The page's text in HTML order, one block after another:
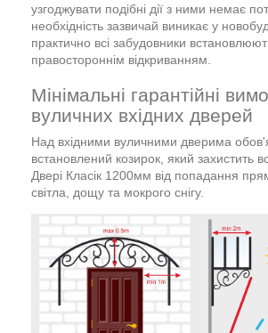
узгоджувати подібні дії з ними немає
необхідність зазвичай виникає у
практично всі забудовники
правостороннім відкриванням.
Мінімальні гарантійні
вуличних вхідних дверей
Над вхідними вуличними дверима
встановлений козирок, який захистить
Двері Класік 1200мм від попадання
світла, дощу та мокрого снігу.